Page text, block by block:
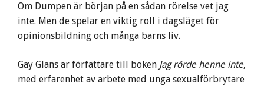
Om Dumpen är början på en sådan rörelse vet jag
inte. Men de spelar en viktig roll i dagsläget för
opinionsbildning och många barns liv.
Gay Glans är författare till boken Jag rörde henne inte,
med erfarenhet av arbete med unga sexualförbrytare